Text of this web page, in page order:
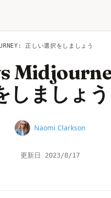
正しい選択をしましょう
しましょう
Name
Naomi Clarkson
更新日 2023/8/17